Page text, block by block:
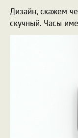
Дизайн, скажем
скучный. Часы